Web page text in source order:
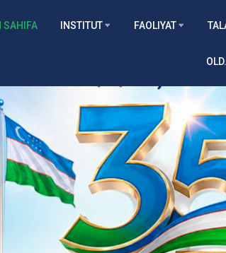
SAHIFA INSTITUT FAOLIYAT